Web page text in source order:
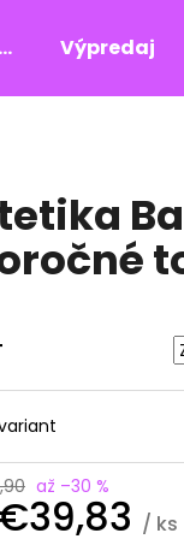
Výpredaj
až –30 %
€39,83 / ks